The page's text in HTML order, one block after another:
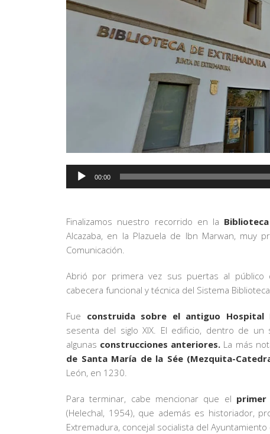
Reproductor
de
00:00
Finalizamos nuestro recorrido en la
Alcazaba, en la Plazuela de Ibn Marwan, muy
Comunicación.
Abrió por primera vez sus puertas al público
cabecera funcional y técnica del Sistema
Fue construida sobre el antiguo Hospital
sesenta del siglo XIX. El edificio, dentro de un
algunas construcciones anteriores. La más
de Santa María de la Sée (Mezquita-
León, en 1230.
Para terminar, cabe mencionar que el
(Helechal, 1954), que además es historiador,
Extremadura, concejal socialista del